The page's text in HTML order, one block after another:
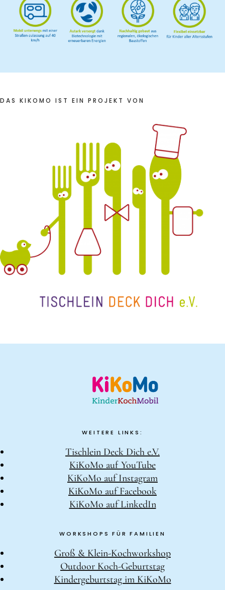
DAS KIKOMO IST EIN PROJEKT VON
WEITERE LINKS:
Tischlein Deck Dich e.V.
KiKoMo auf YouTube
KiKoMo auf Instagram
KiKoMo auf Facebook
KiKoMo auf LinkedIn
WORKSHOPS FÜR FAMILIEN
Groß & Klein-Kochworkshop
Outdoor Koch-Geburtstag
Kindergeburtstag im KiKoMo